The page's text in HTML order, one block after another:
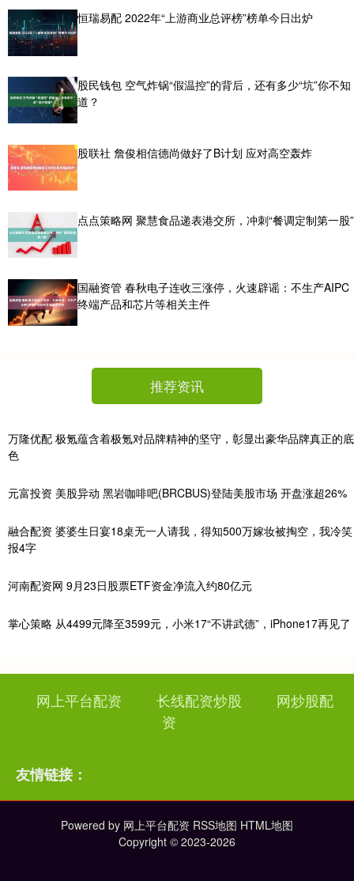
恒瑞易配 2022年“上游商业总评榜”榜单今日出炉
股民钱包 空气炸锅“假温控”的背后，还有多少“坑”你不知
道？
股联社 詹俊相信德尚做好了B计划 应对高空轰炸
点点策略网 聚慧食品递表港交所，冲刺“餐调定制第一股”
国融资管 春秋电子连收三涨停，火速辟谣：不生产AIPC
终端产品和芯片等相关主件
推荐资讯
万隆优配 极氪蕴含着极氪对品牌精神的坚守，彰显出豪华品牌真正的底
色
元富投资 美股异动 黑岩咖啡吧(BRCBUS)登陆美股市场 开盘涨超26%
融合配资 婆婆生日宴18桌无一人请我，得知500万嫁妆被掏空，我冷笑
报4字
河南配资网 9月23日股票ETF资金净流入约80亿元
掌心策略 从4499元降至3599元，小米17“不讲武德”，iPhone17再见了
网上平台配资 长线配资炒股
网炒股配
资
友情链接：
Powered by 网上平台配资 RSS地图 HTML地图
Copyright © 2023-2026